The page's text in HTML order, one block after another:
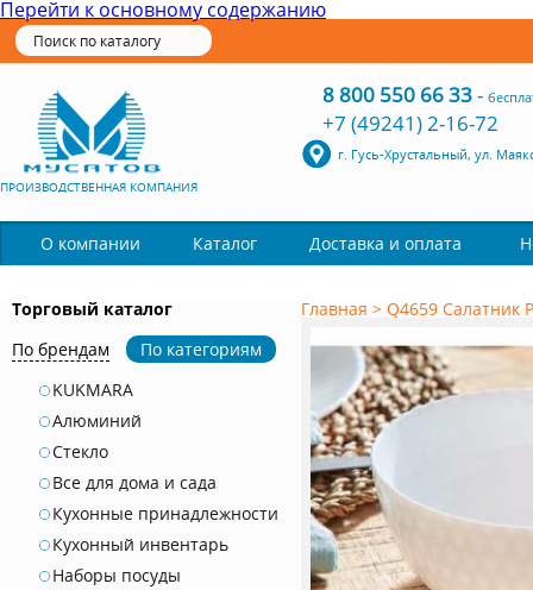
Перейти к основному содержанию
ПРОИЗВОДСТВЕННАЯ КОМПАНИЯ
8 800 550 66 33-
+7 (49241) 2-16-72
г. Гусь-Хрустальный, ул.
О компании Каталог Доставка и оплата
Торговый каталог
По брендам
По категориям
KUKMARA
Алюминий
Стекло
Все для дома и сада
Кухонные принадлежности
Кухонный инвентарь
Наборы посуды
Главная > Q4659 Салатник